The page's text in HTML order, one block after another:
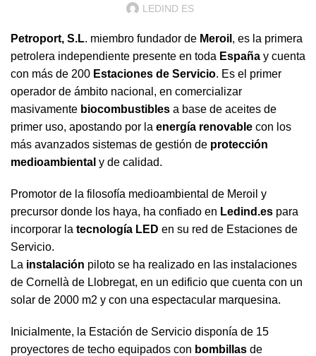
LEDIND ES
Petroport, S.L. miembro fundador de Meroil , es la primera
petrolera independiente presente en toda España y cuenta
con más de 200 Estaciones de Servicio. Es el primer
operador de ámbito nacional, en comercializar
masivamente biocombustibles a base de aceites de
primer uso, apostando por la energía renovable con los
más avanzados sistemas de gestión de protección
medioambiental y de calidad.
Promotor de la filosofía medioambiental de Meroil y
precursor donde los haya, ha confiado en Ledind.es para
incorporar la tecnología LED en su red de Estaciones de
Servicio.
La instalación piloto se ha realizado en las instalaciones
de Cornellà de Llobregat, en un edificio que cuenta con un
solar de 2000 m2 y con una espectacular marquesina.
Inicialmente, la Estación de Servicio disponía de 15
proyectores de techo equipados con bombillas de